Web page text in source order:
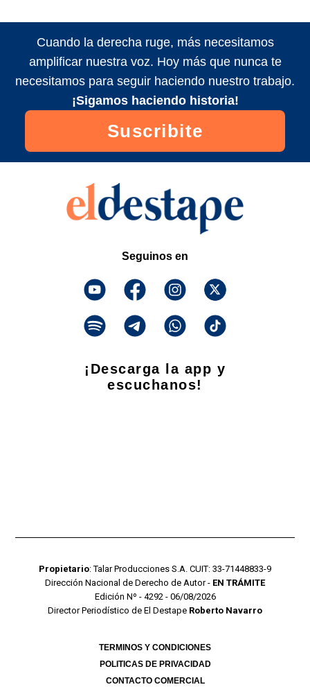
Cuando la derecha ruge, más necesitamos
amplificar nuestra voz. Hoy más que nunca te
necesitamos para seguir haciendo nuestro trabajo.
¡Sigamos haciendo historia!
Suscribite
Seguinos en
¡Descarga la app y
escuchanos!
Propietario: Talar Producciones S.A. CUIT: 33-71448833-9
Dirección Nacional de Derecho de Autor - EN TRÁMITE
Edición Nº - 4292 - 06/08/2026
Director Periodístico de El Destape Roberto Navarro
TERMINOS Y CONDICIONES
POLITICAS DE PRIVACIDAD
CONTACTO COMERCIAL